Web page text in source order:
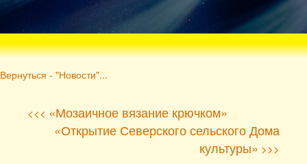
Вернуться - "Новости"...
<<< «Мозаичное вязание крючком»
«Открытие Северского сельского Дома
культуры» >>>